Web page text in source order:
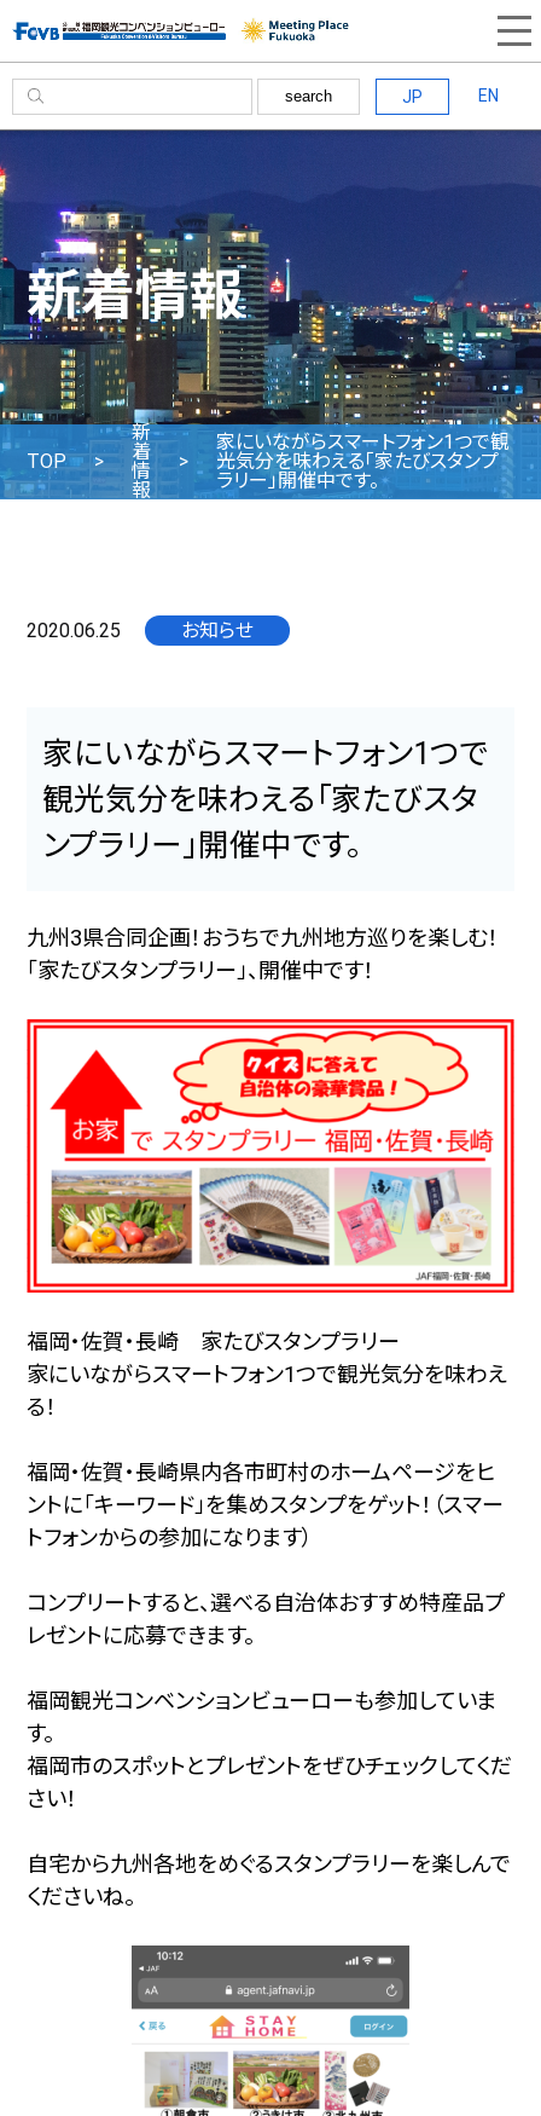
search JP EN
新着情報
TOP
新
着
情
報
家にいながらスマートフォン1つで観
光気分を味わえる「家たびスタンプ
ラリー」開催中です。
2020.06.25 お知らせ
家にいながらスマートフォン1つで
観光気分を味わえる「家たびスタ
ンプラリー」開催中です。
九州3県合同企画！おうちで九州地方巡りを楽しむ！
「家たびスタンプラリー」、開催中です！
福岡・佐賀・長崎 家たびスタンプラリー
家にいながらスマートフォン1つで観光気分を味わえ
る！
福岡・佐賀・長崎県内各市町村のホームページをヒ
ントに「キーワード」を集めスタンプをゲット！（スマー
トフォンからの参加になります）
コンプリートすると、選べる自治体おすすめ特産品プ
レゼントに応募できます。
福岡観光コンベンションビューローも参加していま
す。
福岡市のスポットとプレゼントをぜひチェックしてくだ
さい！
自宅から九州各地をめぐるスタンプラリーを楽しんで
くださいね。